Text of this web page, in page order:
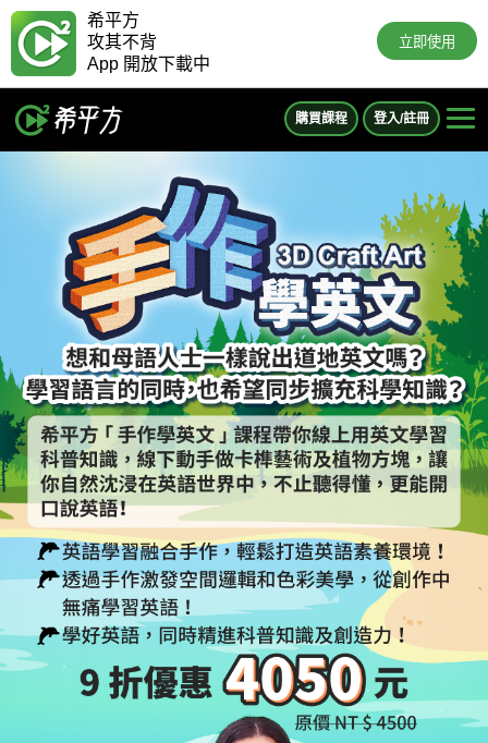
希平方
攻其不背
App 開放下載中
立即使用
購買課程 登入/註冊